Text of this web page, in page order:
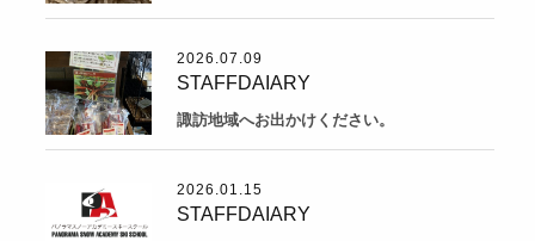
2026.07.09
STAFFDAIARY
諏訪地域へお出かけください。
2026.01.15
STAFFDAIARY